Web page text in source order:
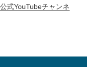
式YouTubeチャンネ